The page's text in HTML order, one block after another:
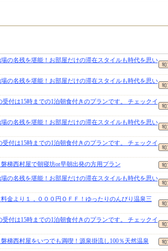
の名残を堪能！お部屋だけの滞在スタイルも時代を思い
の名残を堪能！お部屋だけの滞在スタイルも時代を思い
付は15時までの1泊朝食付きのプランです。 チェックイ
の名残を堪能！お部屋だけの滞在スタイルも時代を思い
付は15時までの1泊朝食付きのプランです。 チェックイ
梯西村屋で朝寝坊or早朝出発の方用プラン
の名残を堪能！お部屋だけの滞在スタイルも時代を思い
金より１，０００円ＯＦＦ！ゆったりのんびり温泉三
付は15時までの1泊朝食付きのプランです。 チェックイ
梯西村屋をいつでも満喫！源泉掛流し100％天然温泉